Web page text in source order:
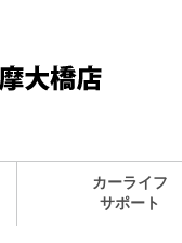
カーライフ
サポート